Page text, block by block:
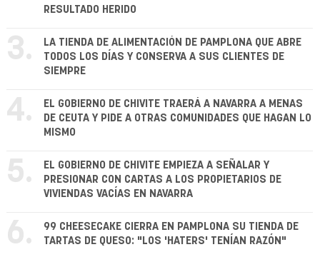
RESULTADO HERIDO
3.
LA TIENDA DE ALIMENTACIÓN DE PAMPLONA QUE ABRE
TODOS LOS DÍAS Y CONSERVA A SUS CLIENTES DE
SIEMPRE
4.
EL GOBIERNO DE CHIVITE TRAERÁ A NAVARRA A MENAS
DE CEUTA Y PIDE A OTRAS COMUNIDADES QUE HAGAN LO
MISMO
5.
EL GOBIERNO DE CHIVITE EMPIEZA A SEÑALAR Y
PRESIONAR CON CARTAS A LOS PROPIETARIOS DE
VIVIENDAS VACÍAS EN NAVARRA
6.
99 CHEESECAKE CIERRA EN PAMPLONA SU TIENDA DE
TARTAS DE QUESO: "LOS 'HATERS' TENÍAN RAZÓN"